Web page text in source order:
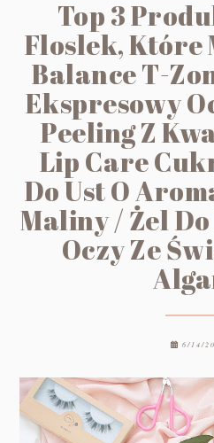
Top 3
Floslek, Które
Balance T-
Ekspresowy
Peeling Z
Lip Care
Do Ust O
Maliny / Żel
Oczy Ze
6/14/